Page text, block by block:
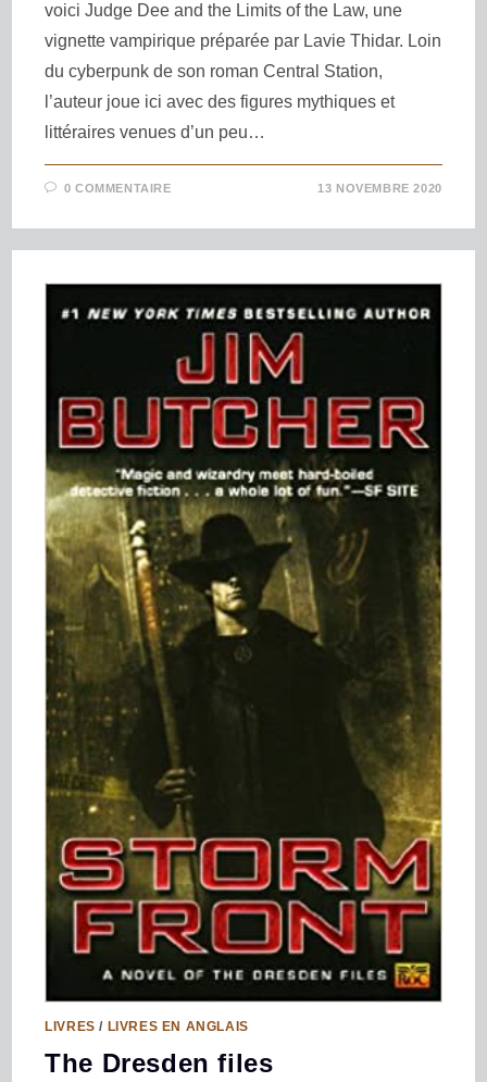
voici Judge Dee and the Limits of the Law, une
vignette vampirique préparée par Lavie Thidar. Loin
du cyberpunk de son roman Central Station,
l’auteur joue ici avec des figures mythiques et
littéraires venues d’un peu…
0 COMMENTAIRE 13 NOVEMBRE 2020
LIVRES / LIVRES EN ANGLAIS
The Dresden files